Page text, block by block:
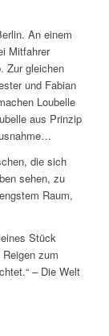
An einem
Mitfahrer
Zur gleichen
und Fabian
Loubelle
aus Prinzip
die sich
sehen, zu
Raum,
Stück
zum
– Die Welt